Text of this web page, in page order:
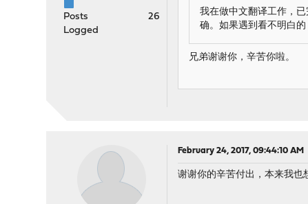
Posts
26
Logged
我在做中文翻译工作，
确。如果遇到看不明白的
兄弟谢谢你，辛苦你啦。
February 24, 2017, 09:44:10 AM
谢谢你的辛苦付出，本来我也